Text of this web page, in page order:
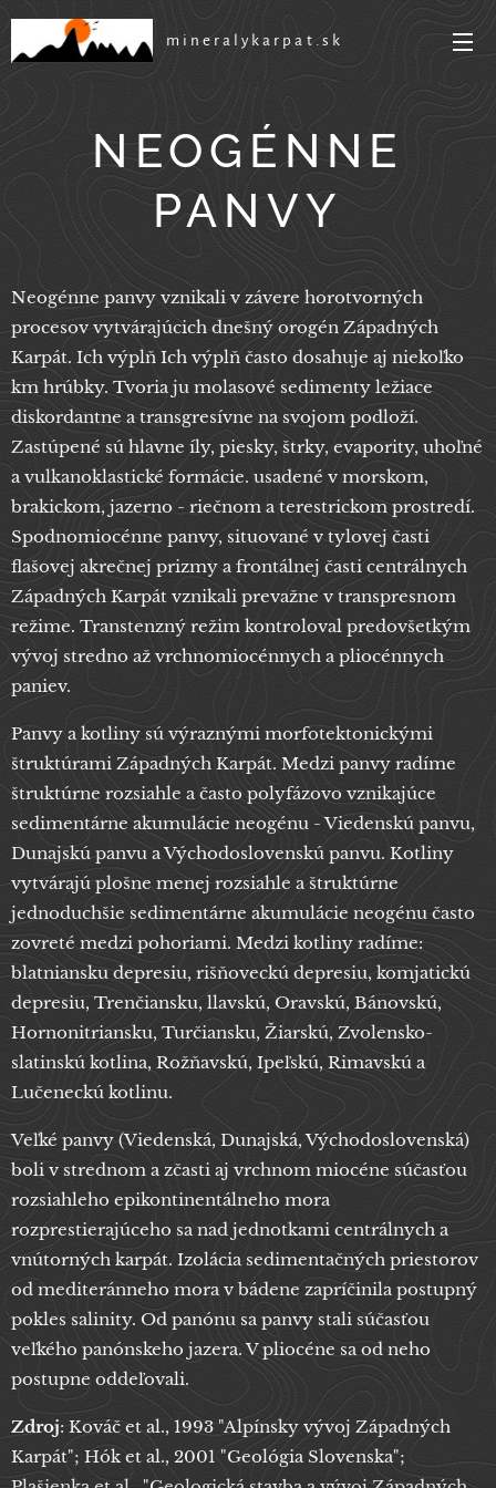
mineralykarpat.sk
NEOGÉNNE
PANVY
Neogénne panvy vznikali v závere horotvorných
procesov vytvárajúcich dnešný orogén Západných
Karpát. Ich výplň Ich výplň často dosahuje aj niekoľko
km hrúbky. Tvoria ju molasové sedimenty ležiace
diskordantne a transgresívne na svojom podloží.
Zastúpené sú hlavne íly, piesky, štrky, evapority, uhoľné
a vulkanoklastické formácie. usadené v morskom,
brakickom, jazerno - riečnom a terestrickom prostredí.
Spodnomiocénne panvy, situované v tylovej časti
flašovej akrečnej prizmy a frontálnej časti centrálnych
Západných Karpát vznikali prevažne v transpresnom
režime. Transtenzný režim kontroloval predovšetkým
vývoj stredno až vrchnomiocénnych a pliocénnych
paniev.
Panvy a kotliny sú výraznými morfotektonickými
štruktúrami Západných Karpát. Medzi panvy radíme
štruktúrne rozsiahle a často polyfázovo vznikajúce
sedimentárne akumulácie neogénu - Viedenskú panvu,
Dunajskú panvu a Východoslovenskú panvu. Kotliny
vytvárajú plošne menej rozsiahle a štruktúrne
jednoduchšie sedimentárne akumulácie neogénu často
zovreté medzi pohoriami. Medzi kotliny radíme:
blatniansku depresiu, rišňoveckú depresiu, komjatickú
depresiu, Trenčiansku, llavskú, Oravskú, Bánovskú,
Hornonitriansku, Turčiansku, Žiarskú, Zvolensko-
slatinskú kotlina, Rožňavskú, Ipeľskú, Rimavskú a
Lučeneckú kotlinu.
Veľké panvy (Viedenská, Dunajská, Východoslovenská)
boli v strednom a zčasti aj vrchnom miocéne súčasťou
rozsiahleho epikontinentálneho mora
rozprestierajúceho sa nad jednotkami centrálnych a
vnútorných karpát. Izolácia sedimentačných priestorov
od mediteránneho mora v bádene zapríčinila postupný
pokles salinity. Od panónu sa panvy stali súčasťou
veľkého panónskeho jazera. V pliocéne sa od neho
postupne oddeľovali.
Zdroj: Kováč et al., 1993 "Alpínsky vývoj Západných
Karpát"; Hók et al., 2001 "Geológia Slovenska";